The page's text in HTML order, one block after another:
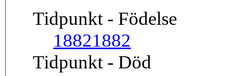
Tidpunkt - Födelse
18821882
Tidpunkt - Död